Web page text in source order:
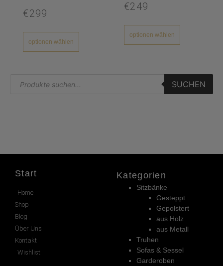
€299
optionen wählen
€249
optionen wählen
SUCHEN
Start
Home
Shop
Blog
Über Uns
Kontakt
Wishlist
Kategorien
Sitzbänke
Gesteppt
Gepolstert
aus Holz
aus Metall
Truhen
Sofas & Sessel
Garderoben